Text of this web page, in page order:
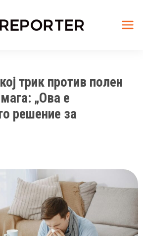
трик против полен
„Ова е
решение за